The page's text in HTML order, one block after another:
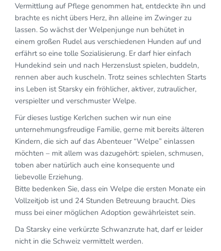
Vermittlung auf Pflege genommen hat, entdeckte ihn und
brachte es nicht übers Herz, ihn alleine im Zwinger zu
lassen. So wächst der Welpenjunge nun behütet in
einem großen Rudel aus verschiedenen Hunden auf und
erfährt so eine tolle Sozialisierung. Er darf hier einfach
Hundekind sein und nach Herzenslust spielen, buddeln,
rennen aber auch kuscheln. Trotz seines schlechten Starts
ins Leben ist Starsky ein fröhlicher, aktiver, zutraulicher,
verspielter und verschmuster Welpe.
Für dieses lustige Kerlchen suchen wir nun eine
unternehmungsfreudige Familie, gerne mit bereits älteren
Kindern, die sich auf das Abenteuer “Welpe” einlassen
möchten – mit allem was dazugehört: spielen, schmusen,
toben aber natürlich auch eine konsequente und
liebevolle Erziehung.
Bitte bedenken Sie, dass ein Welpe die ersten Monate ein
Vollzeitjob ist und 24 Stunden Betreuung braucht. Dies
muss bei einer möglichen Adoption gewährleistet sein.
Da Starsky eine verkürzte Schwanzrute hat, darf er leider
nicht in die Schweiz vermittelt werden.